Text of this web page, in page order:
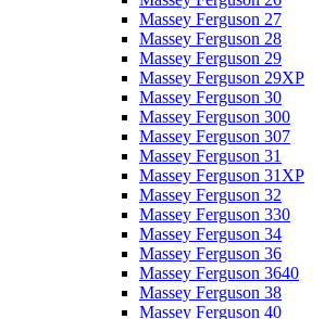
Massey Ferguson 27
Massey Ferguson 28
Massey Ferguson 29
Massey Ferguson 29XP
Massey Ferguson 30
Massey Ferguson 300
Massey Ferguson 307
Massey Ferguson 31
Massey Ferguson 31XP
Massey Ferguson 32
Massey Ferguson 330
Massey Ferguson 34
Massey Ferguson 36
Massey Ferguson 3640
Massey Ferguson 38
Massey Ferguson 40